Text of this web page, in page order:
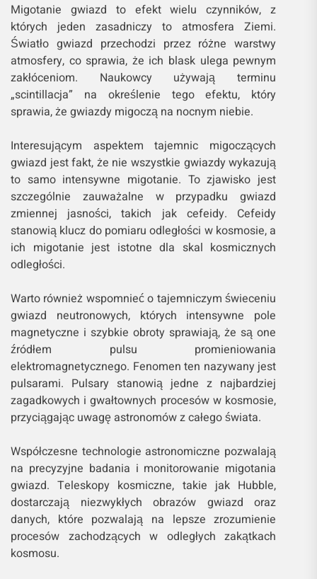
Migotanie gwiazd to efekt wielu czynników, z
których jeden zasadniczy to atmosfera Ziemi.
Światło gwiazd przechodzi przez różne warstwy
atmosfery, co sprawia, że ich blask ulega pewnym
zakłóceniom. Naukowcy używają terminu
„scintillacja” na określenie tego efektu, który
sprawia, że gwiazdy migoczą na nocnym niebie.
Interesującym aspektem tajemnic migoczących
gwiazd jest fakt, że nie wszystkie gwiazdy wykazują
to samo intensywne migotanie. To zjawisko jest
szczególnie zauważalne w przypadku gwiazd
zmiennej jasności, takich jak cefeidy. Cefeidy
stanowią klucz do pomiaru odległości w kosmosie, a
ich migotanie jest istotne dla skal kosmicznych
odległości.
Warto również wspomnieć o tajemniczym świeceniu
gwiazd neutronowych, których intensywne pole
magnetyczne i szybkie obroty sprawiają, że są one
źródłem pulsu promieniowania
elektromagnetycznego. Fenomen ten nazywany jest
pulsarami. Pulsary stanowią jedne z najbardziej
zagadkowych i gwałtownych procesów w kosmosie,
przyciągając uwagę astronomów z całego świata.
Współczesne technologie astronomiczne pozwalają
na precyzyjne badania i monitorowanie migotania
gwiazd. Teleskopy kosmiczne, takie jak Hubble,
dostarczają niezwykłych obrazów gwiazd oraz
danych, które pozwalają na lepsze zrozumienie
procesów zachodzących w odległych zakątkach
kosmosu.